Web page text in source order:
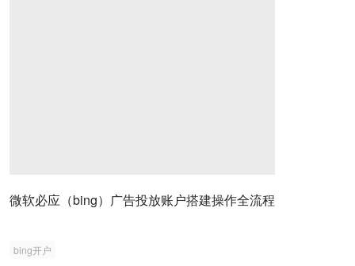
微软必应（bing）广告投放账户搭建操作全流程
bing开户